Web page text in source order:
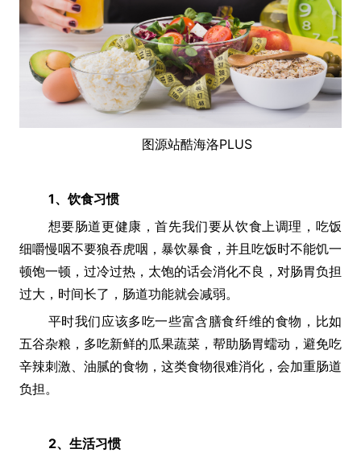
图源站酷海洛PLUS
1、饮食习惯
想要肠道更健康，首先我们要从饮食上调理，吃饭
细嚼慢咽不要狼吞虎咽，暴饮暴食，并且吃饭时不能饥一
顿饱一顿，过冷过热，太饱的话会消化不良，对肠胃负担
过大，时间长了，肠道功能就会减弱。
平时我们应该多吃一些富含膳食纤维的食物，比如
五谷杂粮，多吃新鲜的瓜果蔬菜，帮助肠胃蠕动，避免吃
辛辣刺激、油腻的食物，这类食物很难消化，会加重肠道
负担。
2、生活习惯